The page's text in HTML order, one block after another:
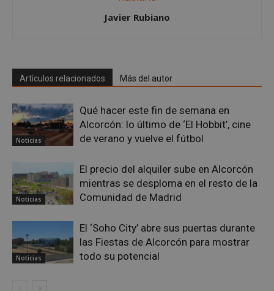
Javier Rubiano
Artículos relacionados Más del autor
Noticias
Qué hacer este fin de semana en
Alcorcón: lo último de ‘El Hobbit’, cine
de verano y vuelve el fútbol
Noticias
El precio del alquiler sube en Alcorcón
mientras se desploma en el resto de la
Comunidad de Madrid
Noticias
El ‘Soho City’ abre sus puertas durante
las Fiestas de Alcorcón para mostrar
todo su potencial
embed.bsky.app
Google
Privacy Policy